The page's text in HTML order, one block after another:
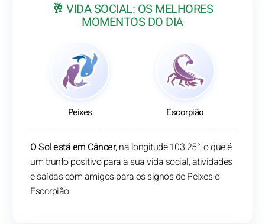
🥂 VIDA SOCIAL: OS MELHORES
MOMENTOS DO DIA
Peixes Escorpião
O Sol está em Câncer, na longitude 103.25°, o que é
um trunfo positivo para a sua vida social, atividades
e saídas com amigos para os signos de Peixes e
Escorpião.